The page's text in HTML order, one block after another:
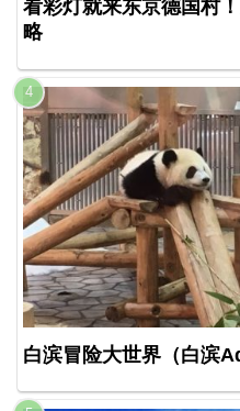
看彩灯就来东京德国村
略
白滨冒险大世界（白滨